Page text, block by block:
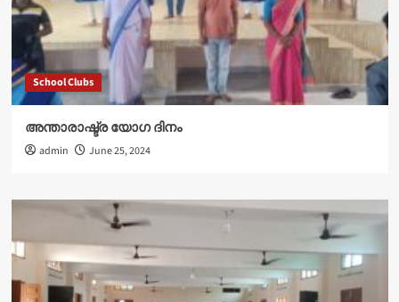
School Clubs
അന്താരാഷ്ട്ര യോഗ ദിനം
admin June 25, 2024